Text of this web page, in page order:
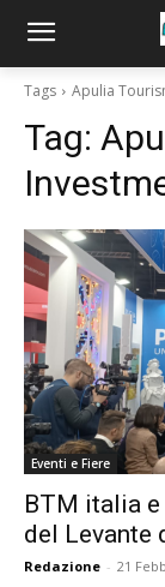
Tags Apulia
Tag:
Eventi e Fiere
BTM italia
del Levante
Redazione - 21